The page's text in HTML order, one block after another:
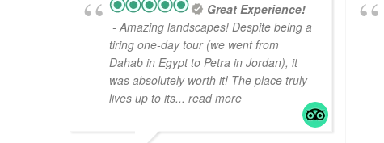
Great Experience!
- Amazing landscapes! Despite being a
tiring one-day tour (we went from
Dahab in Egypt to Petra in Jordan), it
was absolutely worth it! The place truly
lives up to its... read more